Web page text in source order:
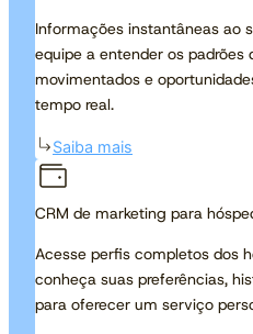
Informações instantâneas ao
equipe a entender os padrões
movimentados e
tempo real.
Saiba mais
CRM de marketing para
Acesse perfis completos dos
conheça suas preferências,
para oferecer um serviço